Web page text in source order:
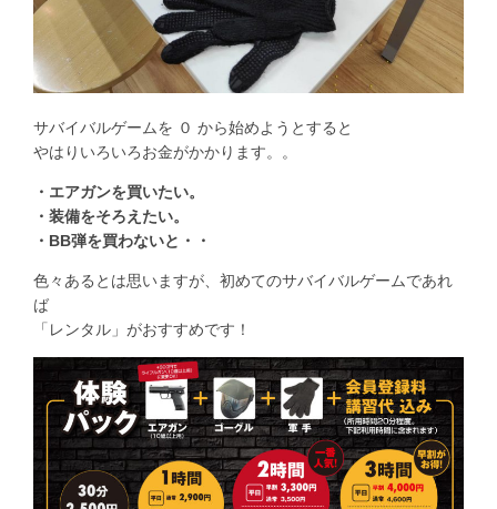
サバイバルゲームを ０ から始めようとすると
やはりいろいろお金がかかります。。
・エアガンを買いたい。
・装備をそろえたい。
・BB弾を買わないと・・
色々あるとは思いますが、初めてのサバイバルゲームであれ
ば
「レンタル」がおすすめです！